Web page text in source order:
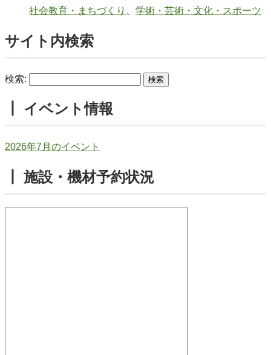
社会教育・まちづくり
学術・芸術・文化・スポーツ
サイト内検索
検索:
┃ イベント情報
2026年7月のイベント
┃ 施設・機材予約状況